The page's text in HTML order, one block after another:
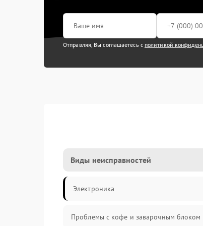
Отправляя, Вы соглашаетесь с политикой
Виды неисправностей
Электроника
Проблемы с кофе и заварочным блоком